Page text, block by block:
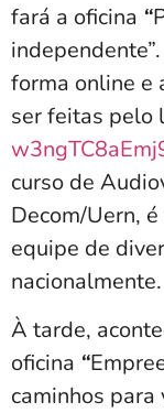
fará a oficina “
forma online e
ser feitas pelo
curso de
Decom/Uern,
equipe de
nacionalmente.
À tarde,
oficina “
caminhos